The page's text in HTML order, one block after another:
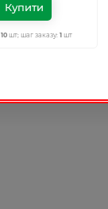
Купити
10шт; шаг заказу: 1шт